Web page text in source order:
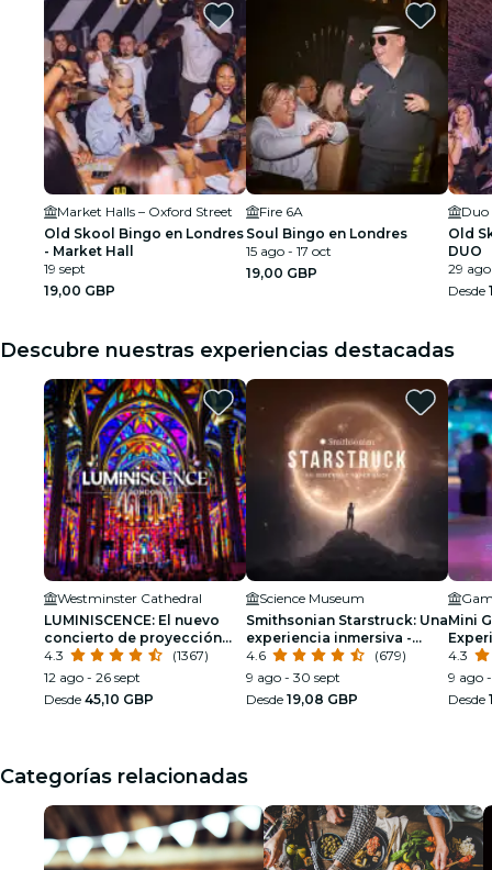
Market Halls – Oxford Street
Old Skool Bingo en Londres
- Market Hall
19 sept
19,00 GBP
Fire 6A
Soul Bingo en Londres
15 ago - 17 oct
19,00 GBP
Duo
Old
DUO
29
Desde
Descubre nuestras experiencias destacadas
Westminster Cathedral
LUMINISCENCE: El nuevo
concierto de proyección
360° en la Catedral de
Westminster
4.3
(1367)
12 ago - 26 sept
Desde 45,10 GBP
Science Museum
Smithsonian Starstruck: Una
experiencia inmersiva -
Londres
4.6
(679)
9 ago - 30 sept
Desde 19,08 GBP
Mini
para
4.3
9 ago
Desde
Categorías relacionadas